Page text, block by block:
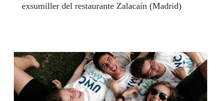
exsumiller del restaurante Zalacaín (Madrid)